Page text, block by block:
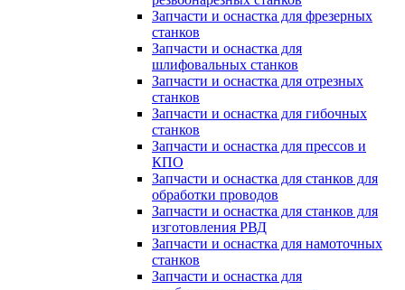
Запчасти и оснастка для фрезерных
станков
Запчасти и оснастка для
шлифовальных станков
Запчасти и оснастка для отрезных
станков
Запчасти и оснастка для гибочных
станков
Запчасти и оснастка для прессов и
КПО
Запчасти и оснастка для станков для
обработки проводов
Запчасти и оснастка для станков для
изготовления РВД
Запчасти и оснастка для намоточных
станков
Запчасти и оснастка для